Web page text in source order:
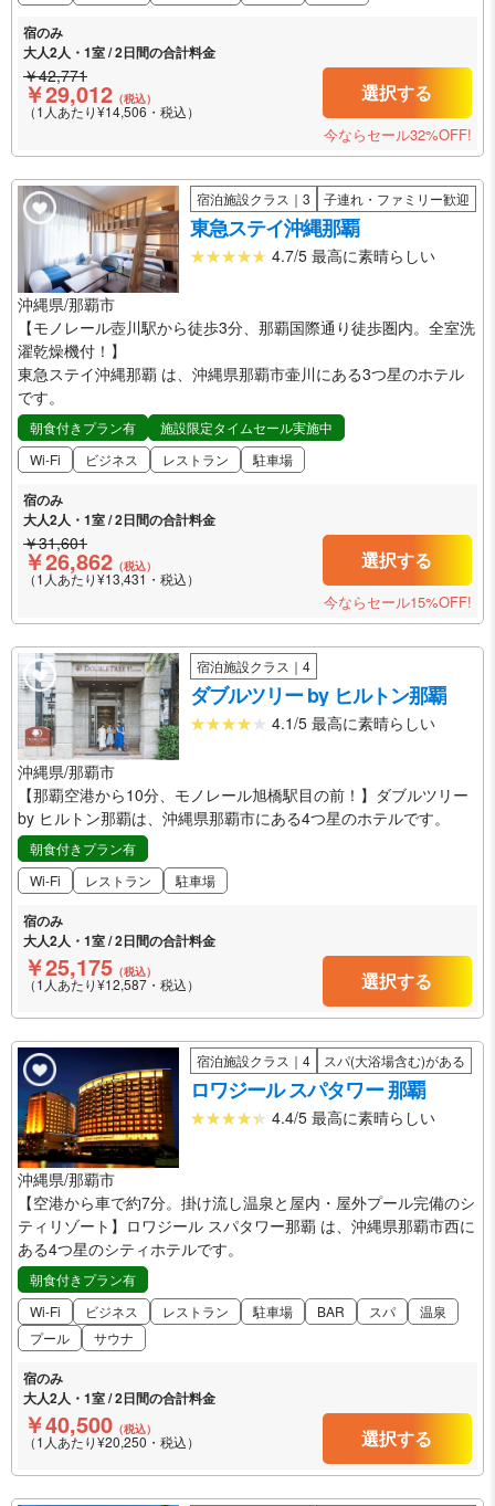
宿のみ
大人2人・1室 / 2日間の合計料金
￥42,771
￥29,012 （税込）
（1人あたり¥14,506・税込）
選択する
今ならセール32%OFF!
宿泊施設クラス｜3 子連れ・ファミリー歓迎
東急ステイ沖縄那覇
4.7/5 最高に素晴らしい
沖縄県/那覇市
【モノレール壺川駅から徒歩3分、那覇国際通り徒歩圏内。全室洗
濯乾燥機付！】
東急ステイ沖縄那覇 は、沖縄県那覇市壷川にある3つ星のホテル
です。
朝食付きプラン有
施設限定タイムセール実施中
Wi-Fi
ビジネス レストラン 駐車場
宿のみ
大人2人・1室 / 2日間の合計料金
￥31,601
￥26,862 （税込）
（1人あたり¥13,431・税込）
選択する
今ならセール15%OFF!
宿泊施設クラス｜4
ダブルツリー by ヒルトン那覇
4.1/5 最高に素晴らしい
沖縄県/那覇市
【那覇空港から10分、モノレール旭橋駅目の前！】ダブルツリー
by ヒルトン那覇は、沖縄県那覇市にある4つ星のホテルです。
朝食付きプラン有
Wi-Fi
レストラン 駐車場
宿のみ
大人2人・1室 / 2日間の合計料金
￥25,175 （税込）
（1人あたり¥12,587・税込） 選択する
宿泊施設クラス｜4 スパ(大浴場含む)がある
ロワジール スパタワー 那覇
4.4/5 最高に素晴らしい
沖縄県/那覇市
【空港から車で約7分。掛け流し温泉と屋内・屋外プール完備のシ
ティリゾート】ロワジール スパタワー那覇 は、沖縄県那覇市西に
ある4つ星のシティホテルです。
朝食付きプラン有
Wi-Fi
ビジネス レストラン 駐車場 BAR スパ
温泉
プール
サウナ
宿のみ
大人2人・1室 / 2日間の合計料金
￥40,500 （税込）
（1人あたり¥20,250・税込） 選択する